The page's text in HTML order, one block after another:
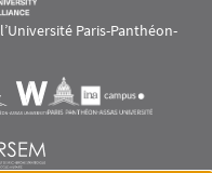
Paris-Panthéon-
svgVisuel svg
svg